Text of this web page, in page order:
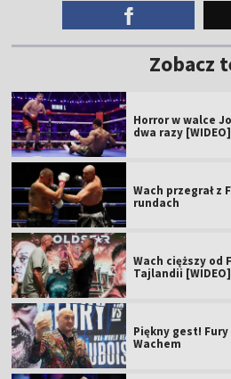
Zobacz
Horror w walce
dwa razy [WIDEO]
Wach przegrał z
rundach
Wach cięższy od
Tajlandii [WIDEO]
Piękny gest!
Wachem